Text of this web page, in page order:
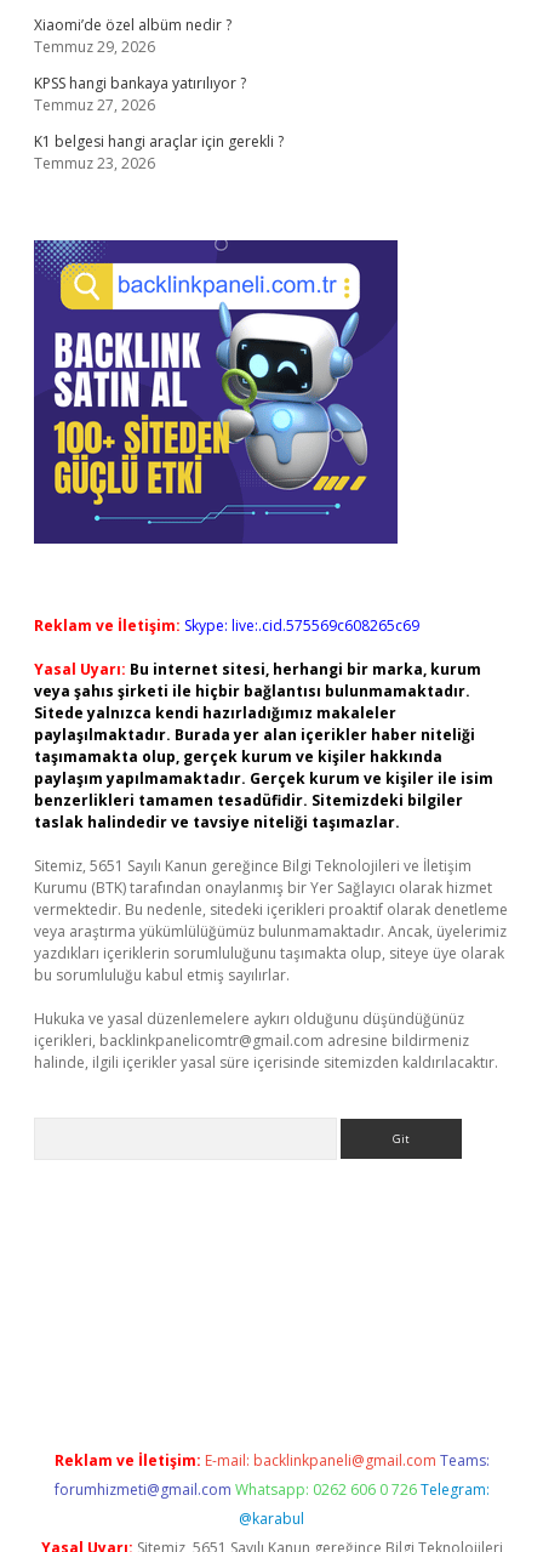
Xiaomi’de özel albüm nedir ?
Temmuz 29, 2026
KPSS hangi bankaya yatırılıyor ?
Temmuz 27, 2026
K1 belgesi hangi araçlar için gerekli ?
Temmuz 23, 2026
Reklam ve İletişim: Skype: live:.cid.575569c608265c69
Yasal Uyarı: Bu internet sitesi, herhangi bir marka, kurum
veya şahıs şirketi ile hiçbir bağlantısı bulunmamaktadır.
Sitede yalnızca kendi hazırladığımız makaleler
paylaşılmaktadır. Burada yer alan içerikler haber niteliği
taşımamakta olup, gerçek kurum ve kişiler hakkında
paylaşım yapılmamaktadır. Gerçek kurum ve kişiler ile isim
benzerlikleri tamamen tesadüfidir. Sitemizdeki bilgiler
taslak halindedir ve tavsiye niteliği taşımazlar.
Sitemiz, 5651 Sayılı Kanun gereğince Bilgi Teknolojileri ve İletişim
Kurumu (BTK) tarafından onaylanmış bir Yer Sağlayıcı olarak hizmet
vermektedir. Bu nedenle, sitedeki içerikleri proaktif olarak denetleme
veya araştırma yükümlülüğümüz bulunmamaktadır. Ancak, üyelerimiz
yazdıkları içeriklerin sorumluluğunu taşımakta olup, siteye üye olarak
bu sorumluluğu kabul etmiş sayılırlar.
Hukuka ve yasal düzenlemelere aykırı olduğunu düşündüğünüz
içerikleri, backlinkpanelicomtr@gmail.com adresine bildirmeniz
halinde, ilgili içerikler yasal süre içerisinde sitemizden kaldırılacaktır.
Reklam ve İletişim: E-mail: backlinkpaneli@gmail.com Teams:
forumhizmeti@gmail.com Whatsapp: 0262 606 0 726 Telegram:
@karabul
Yasal Uyarı: Sitemiz, 5651 Sayılı Kanun gereğince Bilgi Teknolojileri